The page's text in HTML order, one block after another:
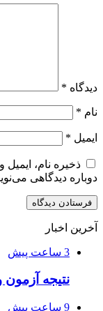
دیدگاه *
نام *
ایمیل *
ذخیره نام،
دوباره دیدگاهی
آخرین اخبار
3 ساعت پیش
نتیجه آزمون
9 ساعت پیش